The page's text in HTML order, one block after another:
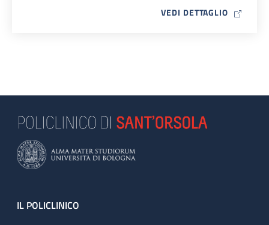
VEDI DETTAGLIO MAP ICON
Footer
IL POLICLINICO